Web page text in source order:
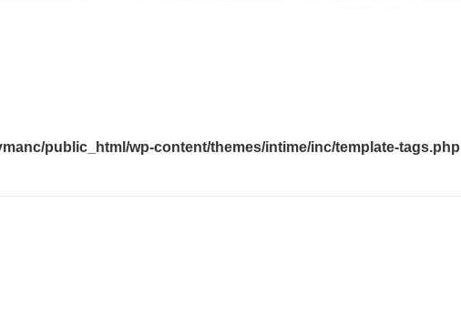
public_html/wp-content/themes/intime/inc/template-tags.php